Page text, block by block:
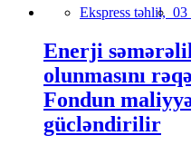
Ekspress təhlil, 03
Enerji
olunmasını
Fondun maliyyə
gücləndirilir